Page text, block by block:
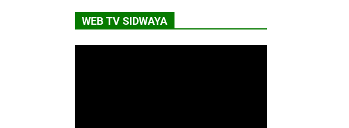
WEB TV SIDWAYA